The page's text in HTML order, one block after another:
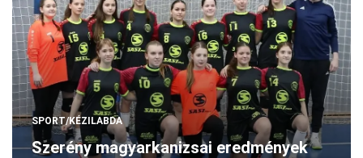
SPORT/KÉZILABDA
Szerény magyarkanizsai eredmények